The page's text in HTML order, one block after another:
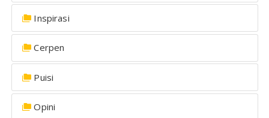
Inspirasi
Cerpen
Puisi
Opini